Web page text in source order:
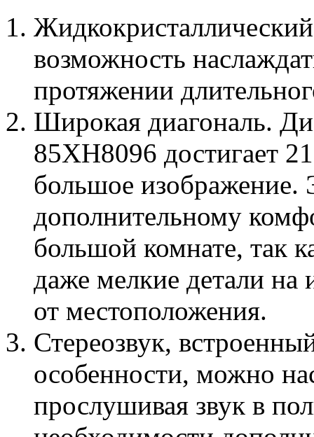
возможность
протяжении
Широкая диагональ.
85XH8096 достигает
большое изображение.
дополнительному
большой комнате, так
даже мелкие детали на
от местоположения.
Стереозвук,
особенности, можно
прослушивая звук в